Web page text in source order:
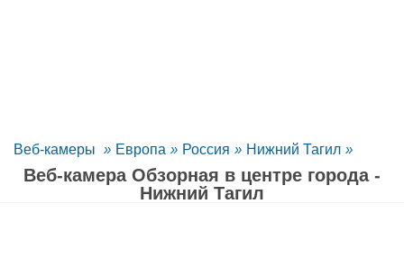
Веб-камеры » Европа » Россия » Нижний Тагил »
Веб-камера Обзорная в центре города -
Нижний Тагил